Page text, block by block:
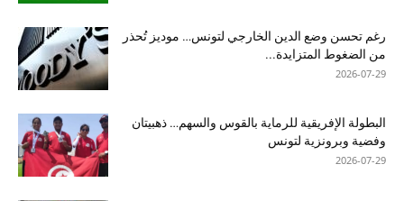
رغم تحسن وضع الدين الخارجي لتونس… موديز تُحذر
من الضغوط المتزايدة...
2026-07-29
البطولة الإفريقية للرماية بالقوس والسهم… ذهبيتان
وفضية وبرونزية لتونس
2026-07-29